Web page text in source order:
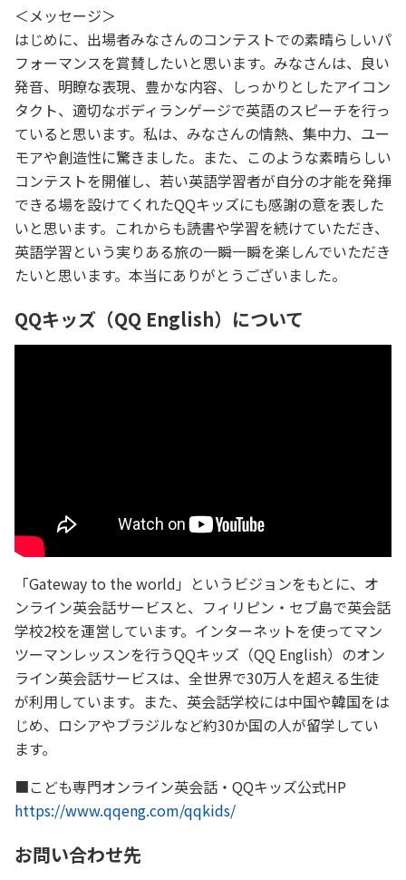
＜メッセージ＞
はじめに、出場者みなさんのコンテストでの素晴らしいパ
フォーマンスを賞賛したいと思います。みなさんは、良い
発音、明瞭な表現、豊かな内容、しっかりとしたアイコン
タクト、適切なボディランゲージで英語のスピーチを行っ
ていると思います。私は、みなさんの情熱、集中力、ユー
モアや創造性に驚きました。また、このような素晴らしい
コンテストを開催し、若い英語学習者が自分の才能を発揮
できる場を設けてくれたQQキッズにも感謝の意を表した
いと思います。これからも読書や学習を続けていただき、
英語学習という実りある旅の一瞬一瞬を楽しんでいただき
たいと思います。本当にありがとうございました。
QQキッズ（QQ English）について
「Gateway to the world」というビジョンをもとに、オ
ンライン英会話サービスと、フィリピン・セブ島で英会話
学校2校を運営しています。インターネットを使ってマン
ツーマンレッスンを行うQQキッズ（QQ English）のオン
ライン英会話サービスは、全世界で30万人を超える生徒
が利用しています。また、英会話学校には中国や韓国をは
じめ、ロシアやブラジルなど約30か国の人が留学してい
ます。
■こども専門オンライン英会話・QQキッズ公式HP
https://www.qqeng.com/qqkids/
お問い合わせ先